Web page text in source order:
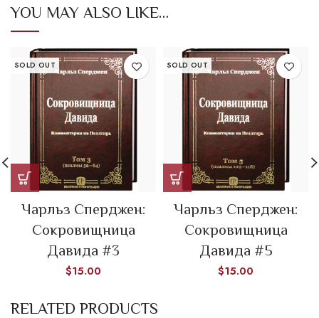
YOU MAY ALSO LIKE…
SOLD OUT
Чарльз Сперджен:
Сокровищница
Давида #3
$15.00
SOLD OUT
Чарльз Сперджен:
Сокровищница
Давида #5
$15.00
RELATED PRODUCTS